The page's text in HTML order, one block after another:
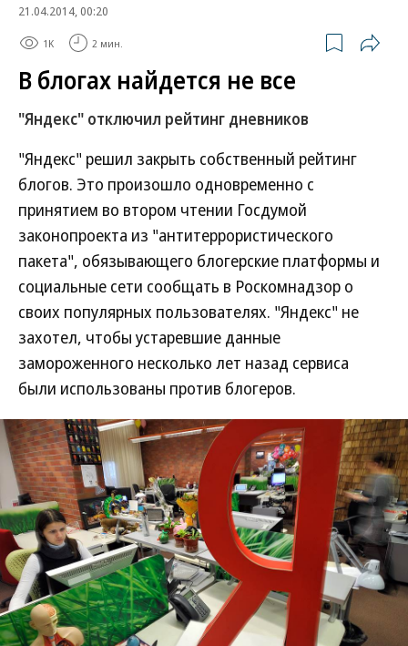
21.04.2014, 00:20
1K 2 мин.
В блогах найдется не все
"Яндекс" отключил рейтинг дневников
"Яндекс" решил закрыть собственный рейтинг
блогов. Это произошло одновременно с
принятием во втором чтении Госдумой
законопроекта из "антитеррористического
пакета", обязывающего блогерские платформы и
социальные сети сообщать в Роскомнадзор о
своих популярных пользователях. "Яндекс" не
захотел, чтобы устаревшие данные
замороженного несколько лет назад сервиса
были использованы против блогеров.